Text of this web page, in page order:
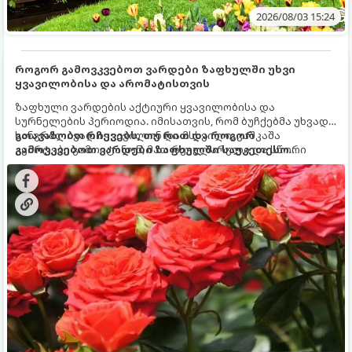
2026/08/03 15:24
როგორ გამოვკვებოთ ვარდები ზაფხულში უხვი
ყვავილობისა და არომატისთვის
ზაფხული ვარდების აქტიური ყვავილობისა და
სურნელების პერიოდია. იმისათვის, რომ ბუჩქებმა უხვად,
ხანგრძლივად იყვავილონ და მსხვილი, კაშკაშა
კვირტები გამოიტანონ, მათ რეგულარული და სწორი
გამოკვება სჭირდებათ. ზაფხულის პერიოდში მცენარის
მოთხოვნილებები იცვლება, ამიტომ მნიშვნელოვანია
ვიცოდეთ, რომელი სასუქები გამოიყენება ამ დროს.
გთავაზობთ რჩევებს, თუ რით და როგორ
გამოვკვებოთ ვარდები ზაფხულში საუკეთესო
შედეგის მისაღწევად: